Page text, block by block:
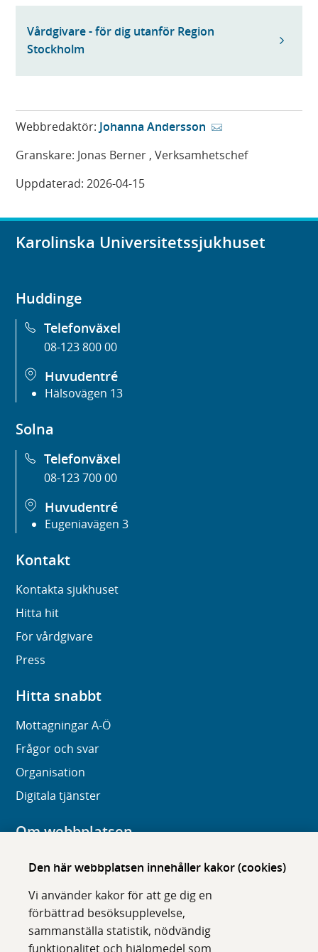
Den här webbplatsen innehåller kakor (cookies)
Vi använder kakor för att ge dig en
förbättrad besöksupplevelse,
sammanställa statistik, nödvändig
funktionalitet och hjälpmedel som
Vårdgivare - för dig utanför Region
Stockholm
Webbredaktör: Johanna Andersson
Granskare: Jonas Berner , Verksamhetschef
Uppdaterad:2026-04-15
Karolinska Universitetssjukhuset
Huddinge
Telefonväxel
08-123 800 00
Huvudentré
Hälsovägen 13
Solna
Telefonväxel
08-123 700 00
Huvudentré
Eugeniavägen 3
Kontakt
Kontakta sjukhuset
Hitta hit
För vårdgivare
Press
Hitta snabbt
Mottagningar A-Ö
Frågor och svar
Organisation
Digitala tjänster
Om webbplatsen
Om karolinska.se
Tillgänglighet
Om cookies